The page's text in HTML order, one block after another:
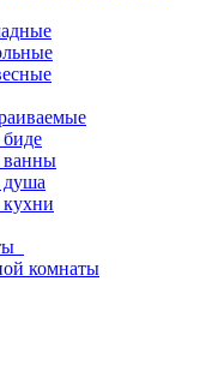
ванны
душа
комнаты